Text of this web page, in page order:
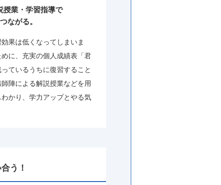
授業・学習指導で
ながる。
果は低くなってしまいま
に、充実の個人成績表「君
ているうちに復習すること
陣による解説授業などを用
かり、学力アップとやる気
う！